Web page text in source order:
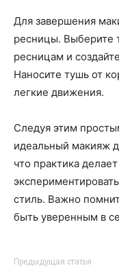
Для завершения
ресницы. Выберите
ресницам и
Наносите тушь от
легкие движения.
Следуя этим
идеальный макияж
что практика
стиль. Важно
быть уверенным в
Предыдущая статья